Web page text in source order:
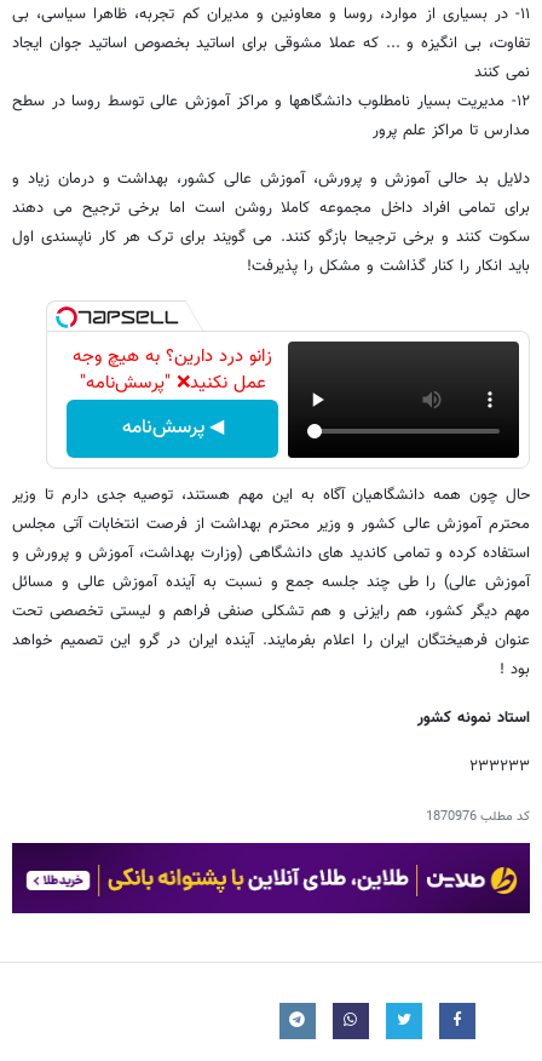
١١- در بسیاری از موارد، روسا و معاونین و مدیران کم تجربه، ظاهرا سیاسی، بی
تفاوت، بی انگیزه و ... که عملا مشوقی برای اساتید بخصوص اساتید جوان ایجاد
نمی کنند
١٢- مدیریت بسیار نامطلوب دانشگاهها و مراکز آموزش عالی توسط روسا در سطح
مدارس تا مراکز علم پرور
دلایل بد حالی آموزش و پرورش، آموزش عالی کشور، بهداشت و درمان زیاد و
برای تمامی افراد داخل مجموعه کاملا روشن است اما برخی ترجیح می دهند
سکوت کنند و برخی ترجیحا بازگو کنند. می گویند برای ترک هر کار ناپسندی اول
باید انکار را کنار گذاشت و مشکل را پذیرفت!
زانو درد دارین؟ به هیچ وجه
عمل نکنید❌ "پرسش‌نامه"
◀ پرسش‌نامه
حال چون همه دانشگاهیان آگاه به این مهم هستند، توصیه جدی دارم تا وزیر
محترم آموزش عالی کشور و وزیر محترم بهداشت از فرصت انتخابات آتی مجلس
استفاده کرده و تمامی کاندید های دانشگاهی (وزارت بهداشت، آموزش و پرورش و
آموزش عالی) را طی چند جلسه جمع و نسبت به آینده آموزش عالی و مسائل
مهم دیگر کشور، هم رایزنی و هم تشکلی صنفی فراهم و لیستی تخصصی تحت
عنوان فرهیختگان ایران را اعلام بفرمایند. آینده ایران در گرو این تصمیم خواهد
بود !
استاد نمونه کشور
۲۳۳۲۳۳
کد مطلب1870976